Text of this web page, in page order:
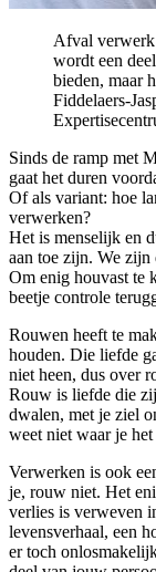
Afval
wordt een
bieden, maar
Fiddelaers-
Sinds de ramp met
gaat het duren
Of als variant: hoe
verwerken?
Het is menselijk en
aan toe zijn. We
Om enig houvast te
beetje controle
Rouwen heeft te
houden. Die liefde
niet heen, dus over
Rouw is liefde die
dwalen, met je ziel
weet niet waar je
Verwerken is ook
je, rouw niet. Het
verlies is verweven
levensverhaal, een
er toch